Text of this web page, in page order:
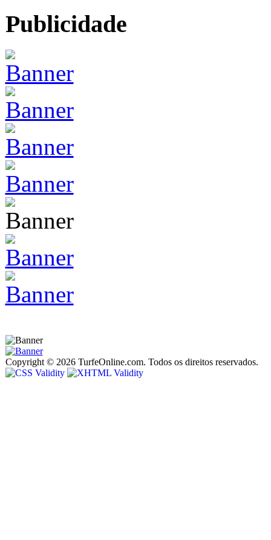
Publicidade
Copyright © 2026 TurfeOnline.com. Todos os direitos reservados.